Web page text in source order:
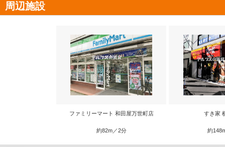
周辺施設
ファミリーマート 和田屋万世町店
約82m／2分
すき家
約